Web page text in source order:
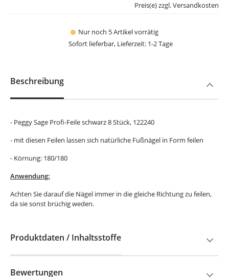
Nur noch 5 Artikel vorrätig
Sofort lieferbar, Lieferzeit: 1-2 Tage
Preis(e) zzgl. Versandkosten
Beschreibung
- Peggy Sage Profi-Feile schwarz 8 Stück, 122240
- mit diesen Feilen lassen sich natürliche Fußnägel in Form feilen
- Körnung: 180/180
Anwendung:
Achten Sie darauf die Nägel immer in die gleiche Richtung zu feilen,
da sie sonst brüchig weden.
Produktdaten / Inhaltsstoffe
Bewertungen